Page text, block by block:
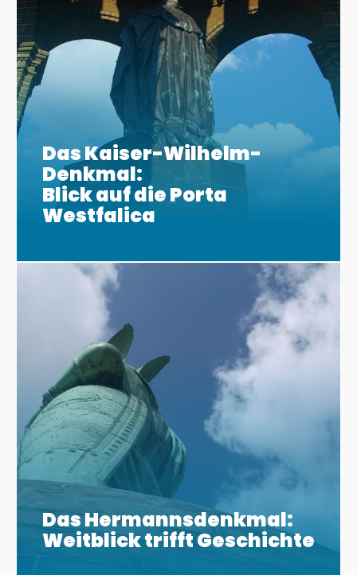
Das Kaiser-Wilhelm-
Denkmal:
Blick auf die Porta
Westfalica
Das Hermannsdenkmal:
Weitblick trifft Geschichte